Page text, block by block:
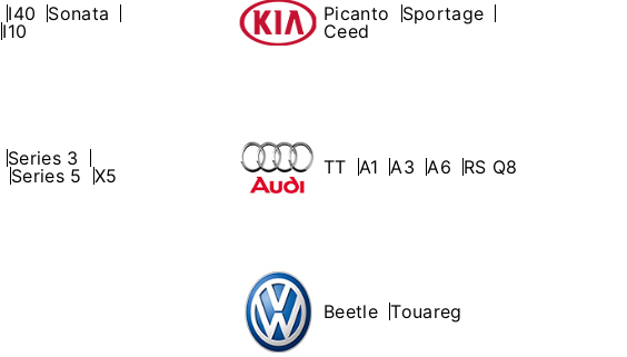
I40
Sonata
I10
Picanto
Sportage
Ceed
Series 3
Series 5 X5 TT A1 A3 A6 RS Q8
Beetle Touareg